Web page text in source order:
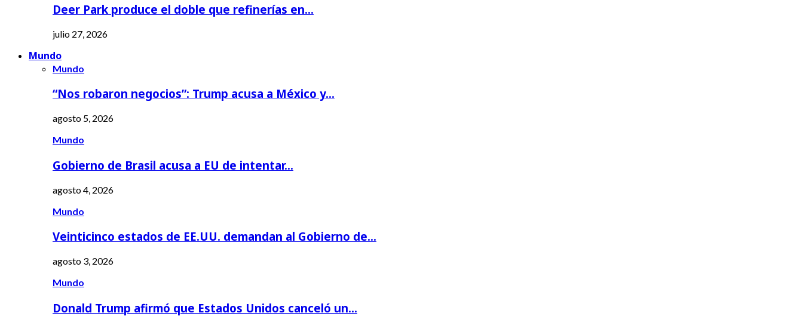
Deer Park produce el doble que refinerías en…
julio 27, 2026
Mundo
Mundo
“Nos robaron negocios”: Trump acusa a México y…
agosto 5, 2026
Mundo
Gobierno de Brasil acusa a EU de intentar…
agosto 4, 2026
Mundo
Veinticinco estados de EE.UU. demandan al Gobierno de…
agosto 3, 2026
Mundo
Donald Trump afirmó que Estados Unidos canceló un…